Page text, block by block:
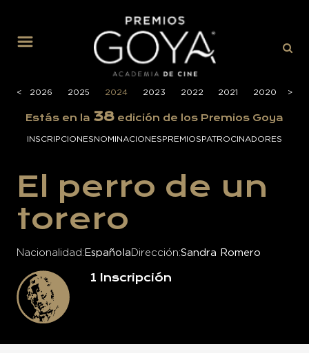
<
< 2026 2025 2024 2023 2022 2021 2020 >
>
Estás en la 38 edición de los Premios Goya
INSCRIPCIONESNOMINACIONESPREMIOSPATROCINADORES
El perro de un
torero
Nacionalidad Española Dirección Sandra Romero
1 Inscripción